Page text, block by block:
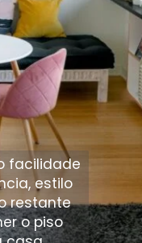
facilidade
estilo
restante
o piso